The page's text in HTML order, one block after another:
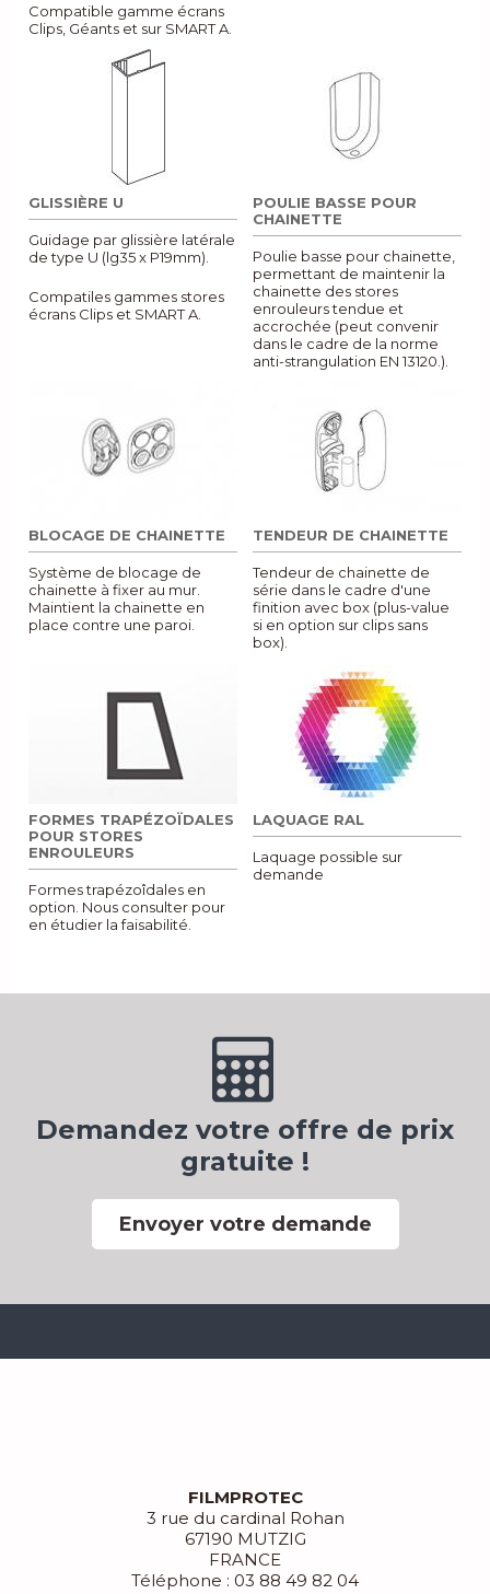
Compatible gamme écrans
Clips, Géants et sur SMART A.
GLISSIÈRE U
Guidage par glissière latérale
de type U (lg35 x P19mm).
Compatiles gammes stores
écrans Clips et SMART A.
POULIE BASSE POUR
CHAINETTE
Poulie basse pour chainette,
permettant de maintenir la
chainette des stores
enrouleurs tendue et
accrochée (peut convenir
dans le cadre de la norme
anti-strangulation EN 13120.).
BLOCAGE DE CHAINETTE
Système de blocage de
chainette à fixer au mur.
Maintient la chainette en
place contre une paroi.
TENDEUR DE CHAINETTE
Tendeur de chainette de
série dans le cadre d'une
finition avec box (plus-value
si en option sur clips sans
box).
FORMES TRAPÉZOÏDALES
POUR STORES
ENROULEURS
Formes trapézoîdales en
option. Nous consulter pour
en étudier la faisabilité.
LAQUAGE RAL
Laquage possible sur
demande
Demandez votre offre de prix
gratuite !
Envoyer votre demande
FILMPROTEC
3 rue du cardinal Rohan
67190 MUTZIG
FRANCE
Téléphone : 03 88 49 82 04